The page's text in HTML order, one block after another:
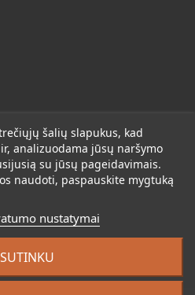
šalių slapukus, kad
analizuodama jūsų naršymo
su jūsų pageidavimais.
naudoti, paspauskite mygtuką
nustatymai